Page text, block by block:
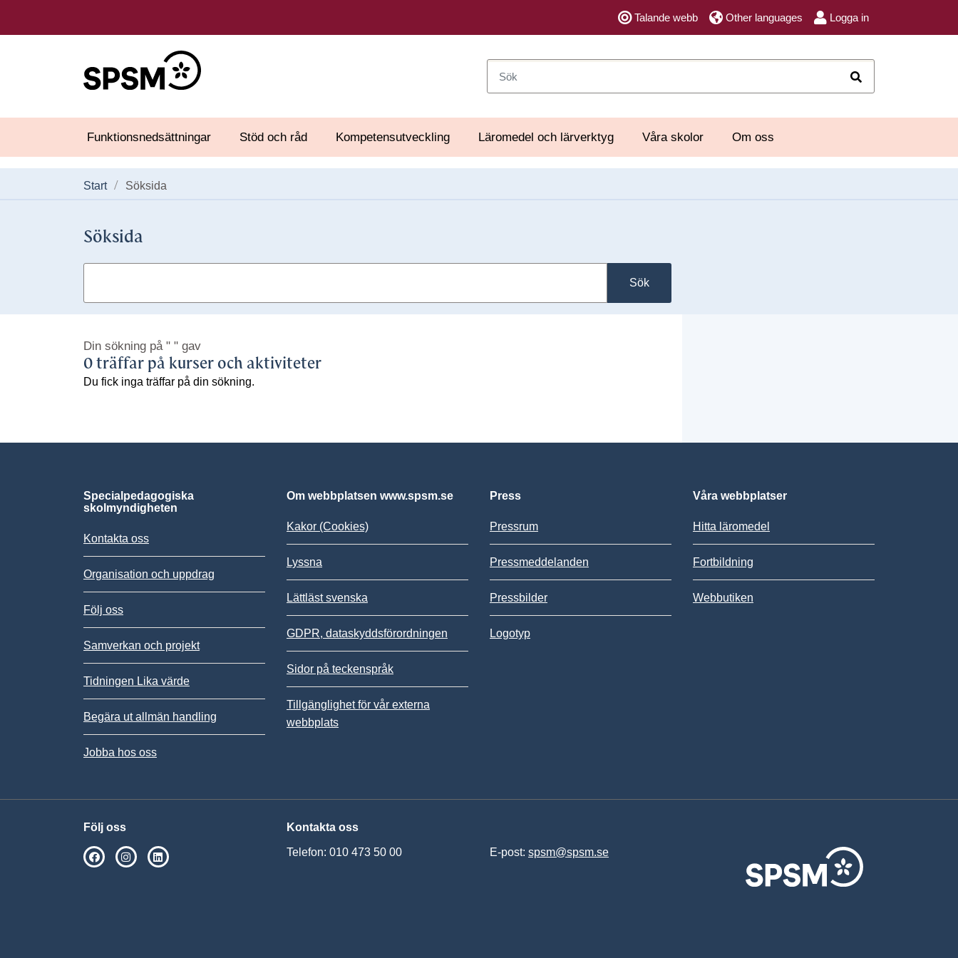
Talande webb Other languages Logga in
Funktionsnedsättningar Stöd och råd Kompetensutveckling Läromedel och lärverktyg Våra skolor Om oss
Start Söksida
Söksida
Sök
Din sökning på " " gav
0 träffar på kurser och aktiviteter
Du fick inga träffar på din sökning.
Specialpedagogiska
skolmyndigheten
Kontakta oss
Organisation och uppdrag
Följ oss
Samverkan och projekt
Tidningen Lika värde
Begära ut allmän handling
Jobba hos oss
Om webbplatsen www.spsm.se
Kakor (Cookies)
Lyssna
Lättläst svenska
GDPR, dataskyddsförordningen
Sidor på teckenspråk
Tillgänglighet för vår externa
webbplats
Press
Pressrum
Pressmeddelanden
Pressbilder
Logotyp
Våra webbplatser
Hitta läromedel
Fortbildning
Webbutiken
Följ oss
SPSM på Facebook
SPSM på Instagram
Kontakta oss
Telefon: 010 473 50 00 E-post: spsm@spsm.se